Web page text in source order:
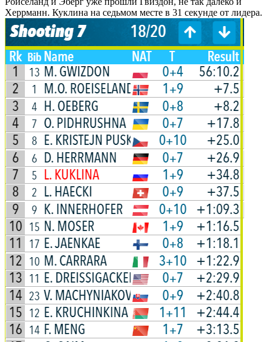
Херрманн. Куклина на седьмом месте в 31 секунде от лидера.